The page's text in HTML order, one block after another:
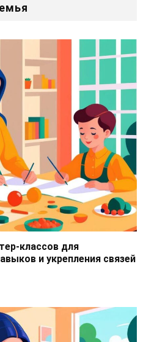
классов для
и укрепления связей